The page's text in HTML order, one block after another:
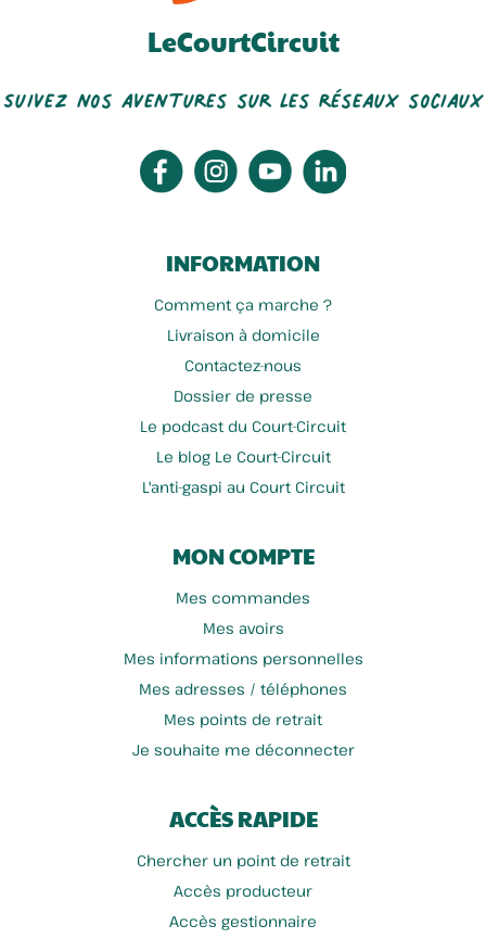
LeCourtCircuit
Suivez nos aventures sur les réseaux sociaux
INFORMATION
Comment ça marche ?
Livraison à domicile
Contactez-nous
Dossier de presse
Le podcast du Court-Circuit
Le blog Le Court-Circuit
L'anti-gaspi au Court Circuit
MON COMPTE
Mes commandes
Mes avoirs
Mes informations personnelles
Mes adresses / téléphones
Mes points de retrait
Je souhaite me déconnecter
ACCÈS RAPIDE
Chercher un point de retrait
Accès producteur
Accès gestionnaire